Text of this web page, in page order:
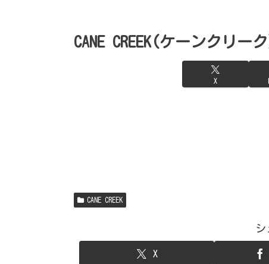
CANE CREEK(ケーンクリー
X
CANE CREEK
シ
X